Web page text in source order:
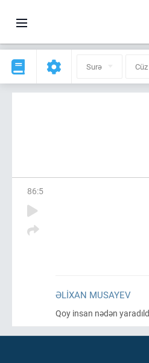
Surə Cüz
86:5
ƏLIXAN MUSAYEV
Qoy insan nədən